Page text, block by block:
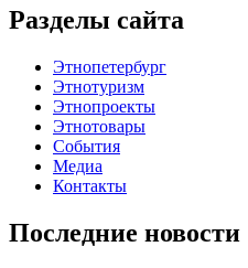
Разделы сайта
Этнопетербург
Этнотуризм
Этнопроекты
Этнотовары
События
Медиа
Контакты
Последние новости